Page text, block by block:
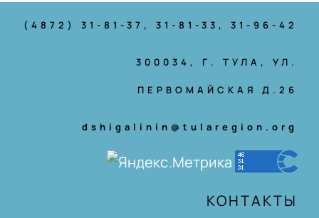
(4872) 31-81-37, 31-81-33, 31-96-42
300034, Г. ТУЛА, УЛ.
ПЕРВОМАЙСКАЯ Д.26
dshigalinin@tularegion.org
КОНТАКТЫ